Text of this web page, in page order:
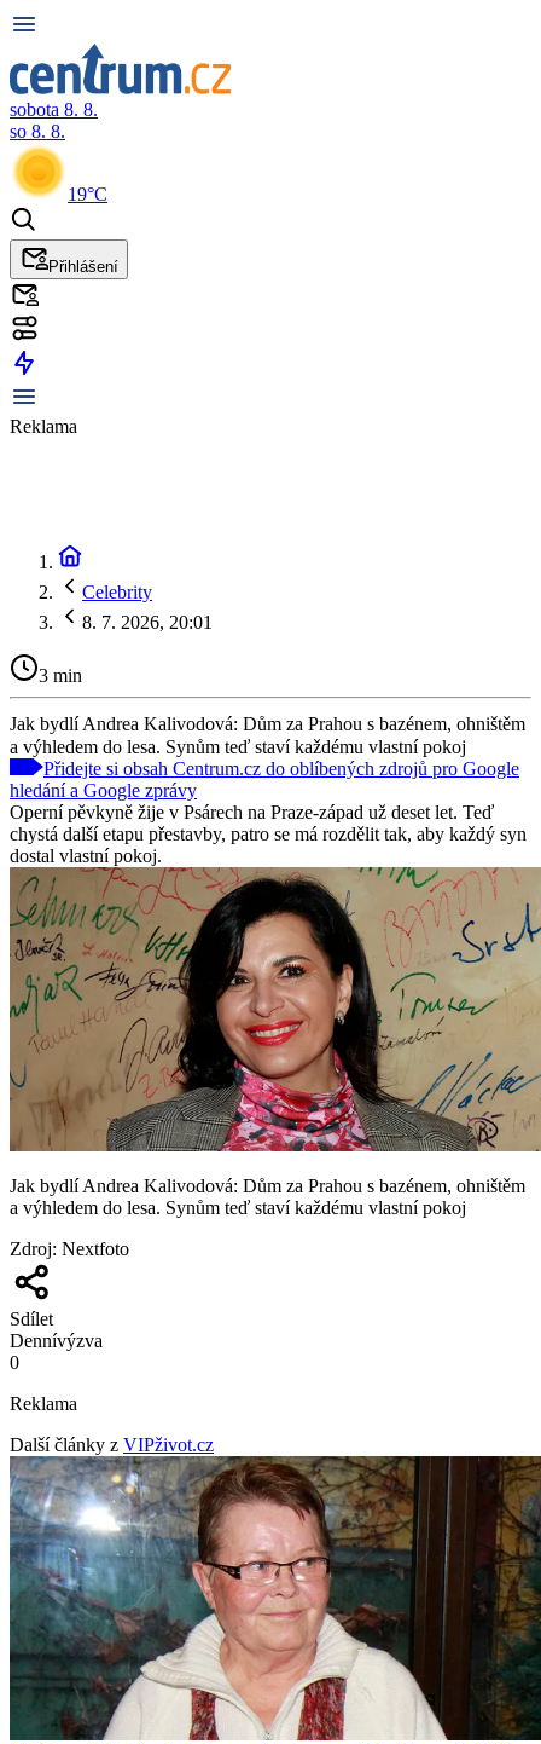
sobota 8. 8.
so 8. 8.
19°C
Přihlášení
Reklama
Celebrity
8. 7. 2026, 20:01
3 min
Jak bydlí Andrea Kalivodová: Dům za Prahou s bazénem, ohništěm
a výhledem do lesa. Synům teď staví každému vlastní pokoj
Přidejte si obsah Centrum.cz do oblíbených zdrojů pro Google
hledání a Google zprávy
Operní pěvkyně žije v Psárech na Praze-západ už deset let. Teď
chystá další etapu přestavby, patro se má rozdělit tak, aby každý syn
dostal vlastní pokoj.
Jak bydlí Andrea Kalivodová: Dům za Prahou s bazénem, ohništěm
a výhledem do lesa. Synům teď staví každému vlastní pokoj
Zdroj: Nextfoto
Sdílet
Dennívýzva
0
Reklama
Další články z VIPživot.cz